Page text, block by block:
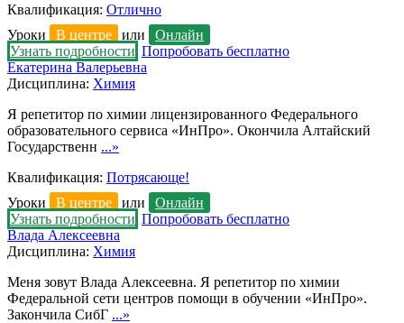
Квалификация: Отлично
Уроки
В центре или
Онлайн
Узнать подробности Попробовать бесплатно
Екатерина Валерьевна
Дисциплина: Химия
Я репетитор по химии лицензированного Федерального
образовательного сервиса «ИнПро». Окончила Алтайский
Государственн ...»
Квалификация: Потрясающе!
Уроки
В центре или
Онлайн
Узнать подробности Попробовать бесплатно
Влада Алексеевна
Дисциплина: Химия
Меня зовут Влада Алексеевна. Я репетитор по химии
Федеральной сети центров помощи в обучении «ИнПро».
Закончила СибГ ...»